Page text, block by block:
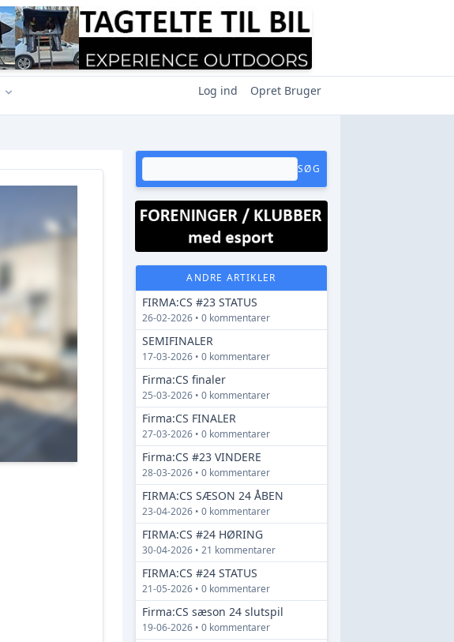
Log ind Opret Bruger
SØG
ANDRE ARTIKLER
FIRMA:CS #23 STATUS
26-02-2026 • 0 kommentarer
SEMIFINALER
17-03-2026 • 0 kommentarer
Firma:CS finaler
25-03-2026 • 0 kommentarer
Firma:CS FINALER
27-03-2026 • 0 kommentarer
Firma:CS #23 VINDERE
28-03-2026 • 0 kommentarer
FIRMA:CS SÆSON 24 ÅBEN
23-04-2026 • 0 kommentarer
FIRMA:CS #24 HØRING
30-04-2026 • 21 kommentarer
FIRMA:CS #24 STATUS
21-05-2026 • 0 kommentarer
Firma:CS sæson 24 slutspil
19-06-2026 • 0 kommentarer